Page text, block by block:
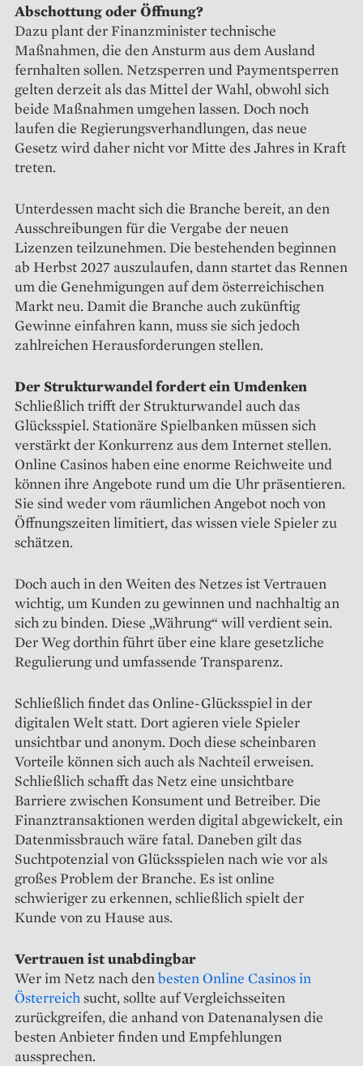
Abschottung oder Öffnung?
Dazu plant der Finanzminister technische
Maßnahmen, die den Ansturm aus dem Ausland
fernhalten sollen. Netzsperren und Paymentsperren
gelten derzeit als das Mittel der Wahl, obwohl sich
beide Maßnahmen umgehen lassen. Doch noch
laufen die Regierungsverhandlungen, das neue
Gesetz wird daher nicht vor Mitte des Jahres in Kraft
treten.
Unterdessen macht sich die Branche bereit, an den
Ausschreibungen für die Vergabe der neuen
Lizenzen teilzunehmen. Die bestehenden beginnen
ab Herbst 2027 auszulaufen, dann startet das Rennen
um die Genehmigungen auf dem österreichischen
Markt neu. Damit die Branche auch zukünftig
Gewinne einfahren kann, muss sie sich jedoch
zahlreichen Herausforderungen stellen.
Der Strukturwandel fordert ein Umdenken
Schließlich trifft der Strukturwandel auch das
Glücksspiel. Stationäre Spielbanken müssen sich
verstärkt der Konkurrenz aus dem Internet stellen.
Online Casinos haben eine enorme Reichweite und
können ihre Angebote rund um die Uhr präsentieren.
Sie sind weder vom räumlichen Angebot noch von
Öffnungszeiten limitiert, das wissen viele Spieler zu
schätzen.
Doch auch in den Weiten des Netzes ist Vertrauen
wichtig, um Kunden zu gewinnen und nachhaltig an
sich zu binden. Diese „Währung“ will verdient sein.
Der Weg dorthin führt über eine klare gesetzliche
Regulierung und umfassende Transparenz.
Schließlich findet das Online-Glücksspiel in der
digitalen Welt statt. Dort agieren viele Spieler
unsichtbar und anonym. Doch diese scheinbaren
Vorteile können sich auch als Nachteil erweisen.
Schließlich schafft das Netz eine unsichtbare
Barriere zwischen Konsument und Betreiber. Die
Finanztransaktionen werden digital abgewickelt, ein
Datenmissbrauch wäre fatal. Daneben gilt das
Suchtpotenzial von Glücksspielen nach wie vor als
großes Problem der Branche. Es ist online
schwieriger zu erkennen, schließlich spielt der
Kunde von zu Hause aus.
Vertrauen ist unabdingbar
Wer im Netz nach denbesten Online Casinos in
Österreichsucht, sollte auf Vergleichsseiten
zurückgreifen, die anhand von Datenanalysen die
besten Anbieter finden und Empfehlungen
aussprechen.